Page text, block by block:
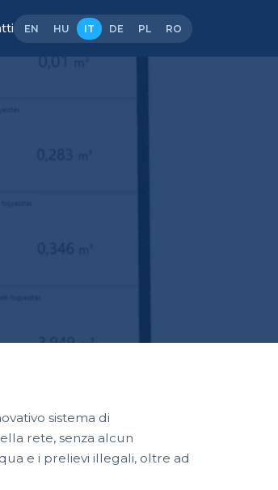
EN HU IT DE PL RO
sistema di
rete, senza alcun
e i prelievi illegali, oltre ad